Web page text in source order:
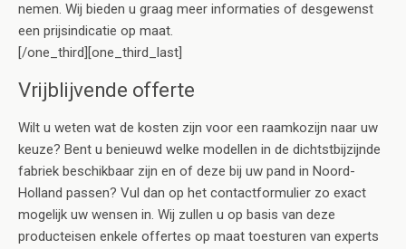
nemen. Wij bieden u graag meer informaties of desgewenst
een prijsindicatie op maat.
[/one_third][one_third_last]
Vrijblijvende offerte
Wilt u weten wat de kosten zijn voor een raamkozijn naar uw
keuze? Bent u benieuwd welke modellen in de dichtstbijzijnde
fabriek beschikbaar zijn en of deze bij uw pand in Noord-
Holland passen? Vul dan op het contactformulier zo exact
mogelijk uw wensen in. Wij zullen u op basis van deze
producteisen enkele offertes op maat toesturen van experts